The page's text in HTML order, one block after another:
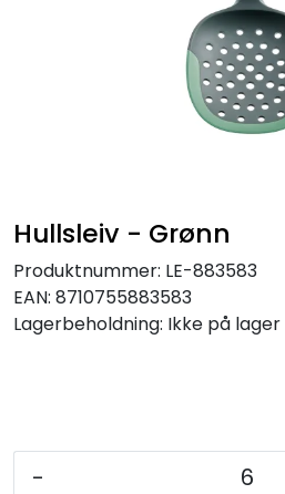
Hullsleiv - Grønn
Produktnummer: LE-883583
EAN: 8710755883583
Lagerbeholdning: Ikke på lager
-